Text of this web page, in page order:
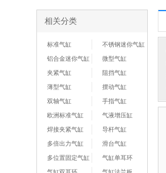
相关分类
标准气缸
不锈钢迷你气缸
铝合金迷你气缸
微型气缸
夹紧气缸
阻挡气缸
薄型气缸
摆动气缸
双轴气缸
手指气缸
欧洲标准气缸
气液增压缸
焊接夹紧气缸
导杆气缸
多倍出力气缸
滑台气缸
多位置固定气缸
气缸单耳环